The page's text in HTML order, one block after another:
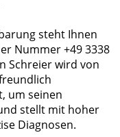
steht Ihnen
Nummer +49 3338
Schreier wird von
um seinen
stellt mit hoher
Diagnosen.